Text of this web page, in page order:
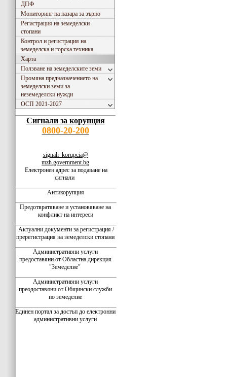
ДПФ
Мониторинг на пазара за зърно
Регистрация на земеделски
стопани
Контрол и регистрация на
земеделска и горска техника
Харта
Ползване на земеделските земи
Промяна предназначението на
земеделски земи за
неземеделски нужди
ОСП 2021-2027
Сигнали за корупция
0800-20-200
signali_korupcia@
mzh.government.bg
Електронен адрес за подаване на
сигнали
Антикорупция
Предотвратяване и установяване на
конфликт на интереси
Актуални документи за регистрация /
пререгистрация на земеделски стопани
Административни услуги
предоставяни от Областна дирекция
"Земеделие"
Административни услуги
преодоставяни от Общински служби
по земеделие
Единен портал за достъп до електронни
административни услуги